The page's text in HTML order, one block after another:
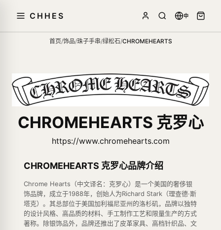
CHHES 中
首页/饰品/珠子手串/绿松石/CHROMEHEARTS
CHROMEHEARTS 克罗心
https://www.chromehearts.com
CHROMEHEARTS 克罗心品牌介绍
Chrome Hearts（中文译名：克罗心）是一个美国的奢侈银
饰品牌，成立于1988年，创始人为Richard Stark（理查德·斯
塔克）。其总部位于美国加利福尼亚州的洛杉矶，品牌以独特
的设计风格、高品质的材料、手工制作工艺和限量生产的方式
著称。除银饰品外，品牌还推出了皮革家具、高档针织品、文